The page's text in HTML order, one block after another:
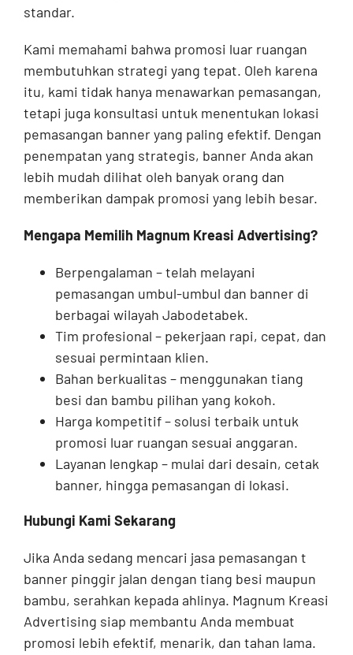
standar.
Kami memahami bahwa promosi luar ruangan
membutuhkan strategi yang tepat. Oleh karena
itu, kami tidak hanya menawarkan pemasangan,
tetapi juga konsultasi untuk menentukan lokasi
pemasangan banner yang paling efektif. Dengan
penempatan yang strategis, banner Anda akan
lebih mudah dilihat oleh banyak orang dan
memberikan dampak promosi yang lebih besar.
Mengapa Memilih Magnum Kreasi Advertising?
Berpengalaman – telah melayani
pemasangan umbul-umbul dan banner di
berbagai wilayah Jabodetabek.
Tim profesional – pekerjaan rapi, cepat, dan
sesuai permintaan klien.
Bahan berkualitas – menggunakan tiang
besi dan bambu pilihan yang kokoh.
Harga kompetitif – solusi terbaik untuk
promosi luar ruangan sesuai anggaran.
Layanan lengkap – mulai dari desain, cetak
banner, hingga pemasangan di lokasi.
Hubungi Kami Sekarang
Jika Anda sedang mencari jasa pemasangan t
banner pinggir jalan dengan tiang besi maupun
bambu, serahkan kepada ahlinya. Magnum Kreasi
Advertising siap membantu Anda membuat
promosi lebih efektif, menarik, dan tahan lama.